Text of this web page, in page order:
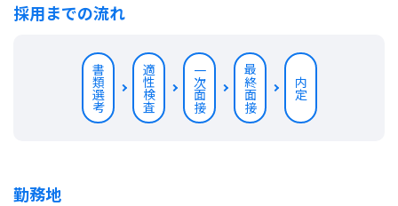
採用までの流れ
書類選考 適性検査 一次面接 最終面接 内定
勤務地